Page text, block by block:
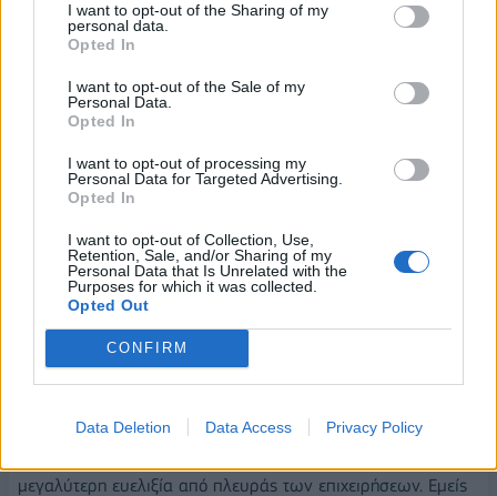
I want to opt-out of the Sharing of my
personal data.
Opted In
I want to opt-out of the Sale of my
Personal Data.
Opted In
I want to opt-out of processing my
Personal Data for Targeted Advertising.
Opted In
I want to opt-out of Collection, Use,
Retention, Sale, and/or Sharing of my
Personal Data that Is Unrelated with the
Purposes for which it was collected.
Opted Out
CONFIRM
Data Deletion Data Access Privacy Policy
τεχνολογίας, αλλά και αθτός των υποδομών. Επίσης,
δευτερογενώς βοηθήθηκαν και ο τουρισμός και η εστίαση,
γιατί τα χρήματα από το Ταμείο Ανάκαμψης, δεν βγήκαν
εκτός Ελλάδος, ξοδεύτηκαν στην χώρα. Λένε πολλοί
όμως, αυτοί που παίρνουν, τα δίνουν, τα καταναλώνουν. Δεν
τα παίρνουν και φεύγουν. Είναι δηλαδή μια αλυσίδα
επιχείρηση, ίσως ακόμα, δεν έχει βοηθηθεί αρκετά λόγω και
των απαιτήσεων που υπάρχουν από πλευράς
προγράμματος.
Θεωρείτε ότι θα προλάβει να απορροφηθεί το σύνολο
των χρημάτων;
Εχουμε τις αμφιβολίες μας, αν θα απορροφηθεί σωστά και
μεγαλύτερη ευελιξία από πλευράς των επιχειρήσεων. Εμείς